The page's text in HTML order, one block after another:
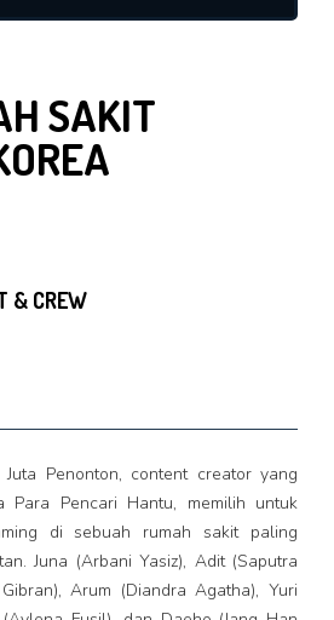
SAKIT
& CREW
Penonton, content creator yang
Para Pencari Hantu, memilih untuk
di sebuah rumah sakit paling
Juna (Arbani Yasiz), Adit (Saputra
Arum (Diandra Agatha), Yuri